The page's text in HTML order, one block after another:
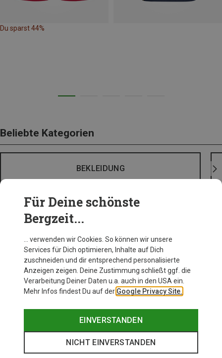
Du sparst 44%
Beliebte Kategorien
BEKLEIDUNG
Für Deine schönste
Bergzeit...
… verwenden wir Cookies. So können wir unsere
Services für Dich optimieren, Inhalte auf Dich
zuschneiden und dir entsprechend personalisierte
Anzeigen zeigen. Deine Zustimmung schließt ggf. die
Verarbeitung Deiner Daten u.a. auch in den USA ein.
Mehr Infos findest Du auf der Google Privacy Site.
EINVERSTANDEN
NICHT EINVERSTANDEN